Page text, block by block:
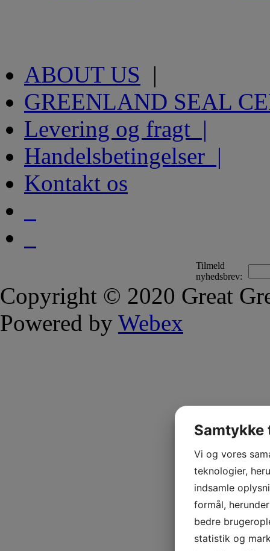
ABOUT US |
GREENLAND SEAL
Levering og fragt |
Handelsbetingelser |
Kontakt os
Tilmeld
nyhedsbrev:
Copyright © 2020 Great
Powered by Webex
Vi og vores
teknologier,
indsamle
formål,
bedre
statistik og